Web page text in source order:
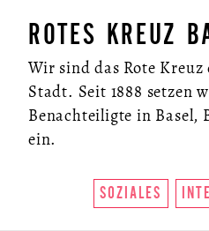
ROTES KREUZ
Wir sind das Rote Kreuz
Stadt. Seit 1888 setzen
Benachteiligte in Basel,
ein.
SOZIALES